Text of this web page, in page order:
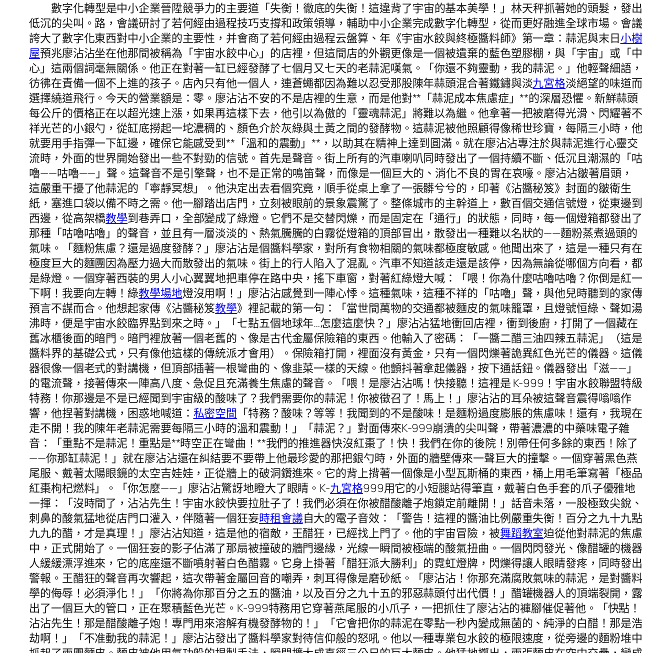
數字化轉型是中小企業晉陞競爭力的主要道「失衡！徹底的失衡！這違背了宇宙的基本美學！」林天秤抓著她的頭髮，發出
低沉的尖叫。路，會議研討了若何經由過程技巧支撐和政策領導，輔助中小企業完成數字化轉型，從而更好融進全球市場。會議
誇大了數字化東西對中小企業的主要性，并會商了若何經由過程云盤算、年《宇宙水餃與終極醬料師》第一章：蒜泥與末日小樹
屋預兆廖沾沾坐在他那間被稱為「宇宙水餃中心」的店裡，但這間店的外觀更像是一個被遺棄的藍色塑膠棚，與「宇宙」或「中
心」這兩個詞毫無關係。他正在對著一缸已經發酵了七個月又七天的老蒜泥嘆氣。「你還不夠靈動，我的蒜泥。」他輕聲細語，
彷彿在責備一個不上進的孩子。店內只有他一個人，連蒼蠅都因為難以忍受那股陳年蒜頭混合著鐵鏽與淡九宮格淡絕望的味道而
選擇繞道飛行。今天的營業額是：零。廖沾沾不安的不是店裡的生意，而是他對**「蒜泥成本焦慮症」**的深層恐懼。新鮮蒜頭
每公斤的價格正在以超光速上漲，如果再這樣下去，他引以為傲的「靈魂蒜泥」將難以為繼。他拿著一把被磨得光滑、閃耀著不
祥光芒的小銀勺，從缸底撈起一坨濃稠的、顏色介於灰綠與土黃之間的發酵物。這蒜泥被他照顧得像稀世珍寶，每隔三小時，他
就要用手指彈一下缸邊，確保它能感受到**「溫和的震動」**，以助其在精神上達到圓滿。就在廖沾沾專注於與蒜泥進行心靈交
流時，外面的世界開始發出一些不對勁的信號。首先是聲音。街上所有的汽車喇叭同時發出了一個持續不斷、低沉且潮濕的「咕
嚕——咕嚕——」聲。這聲音不是引擎聲，也不是正常的鳴笛聲，而像是一個巨大的、消化不良的胃在哀嚎。廖沾沾皺著眉頭，
這嚴重干擾了他蒜泥的「寧靜冥想」。他決定出去看個究竟，順手從桌上拿了一張髒兮兮的，印著《沾醬秘笈》封面的皺衛生
紙，塞進口袋以備不時之需。他一腳踏出店門，立刻被眼前的景象震驚了。整條城市的主幹道上，數百個交通信號燈，從東邊到
西邊，從高架橋教學到巷弄口，全部變成了綠燈。它們不是交替閃爍，而是固定在「通行」的狀態，同時，每一個燈箱都發出了
那種「咕嚕咕嚕」的聲音，並且有一層淡淡的、熱氣騰騰的白霧從燈箱的頂部冒出，散發出一種難以名狀的——麵粉蒸煮過頭的
氣味。「麵粉焦慮？還是過度發酵？」廖沾沾是個醬料學家，對所有食物相關的氣味都極度敏感。他聞出來了，這是一種只有在
極度巨大的麵團因為壓力過大而散發出的氣味。街上的行人陷入了混亂。汽車不知道該走還是該停，因為無論從哪個方向看，都
是綠燈。一個穿著西裝的男人小心翼翼地把車停在路中央，搖下車窗，對著紅綠燈大喊：「喂！你為什麼咕嚕咕嚕？你倒是紅一
下啊！我要向左轉！綠教學場地燈沒用啊！」廖沾沾感覺到一陣心悸。這種氣味，這種不祥的「咕嚕」聲，與他兒時聽到的家傳
預言不謀而合。他想起家傳《沾醬秘笈教學》裡記載的第一句：「當世間萬物的交通都被麵皮的氣味籠罩，且燈號恒綠、聲如湯
沸時，便是宇宙水餃臨界點到來之時。」「七點五個地球年…怎麼這麼快？」廖沾沾猛地衝回店裡，衝到後廚，打開了一個藏在
舊冰櫃後面的暗門。暗門裡放著一個老舊的、像是古代金屬保險箱的東西。他輸入了密碼：「一醬二醋三油四辣五蒜泥」（這是
醬料界的基礎公式，只有像他這樣的傳統派才會用）。保險箱打開，裡面沒有黃金，只有一個閃爍著詭異紅色光芒的儀器。這儀
器很像一個老式的對講機，但頂部插著一根彎曲的、像韭菜一樣的天線。他顫抖著拿起儀器，按下通話鈕。儀器發出「滋——」
的電流聲，接著傳來一陣高八度、急促且充滿養生焦慮的聲音。「喂！是廖沾沾嗎！快接聽！這裡是 K-999！宇宙水餃聯盟特級
特務！你那邊是不是已經聞到宇宙級的酸味了？我們需要你的蒜泥！你被徵召了！馬上！」廖沾沾的耳朵被這聲音震得嗡嗡作
響，他捏著對講機，困惑地喊道： 私密空間 「特務？酸味？等等！我聞到的不是酸味！是麵粉過度膨脹的焦慮味！還有，我現在
走不開！我的陳年老蒜泥需要每隔三小時的溫和震動！」「蒜泥？」對面傳來K-999崩潰的尖叫聲，帶著濃濃的中藥味電子雜
音：「重點不是蒜泥！重點是**時空正在彎曲！**我們的推進器快沒紅棗了！快！我們在你的後院！別帶任何多餘的東西！除了
——你那缸蒜泥！」就在廖沾沾還在糾結要不要帶上他最珍愛的那把銀勺時，外面的牆壁傳來一聲巨大的撞擊。一個穿著黑色燕
尾服、戴著太陽眼鏡的太空吉娃娃，正從牆上的破洞鑽進來。它的背上揹著一個像是小型瓦斯桶的東西，桶上用毛筆寫著「極品
紅棗枸杞燃料」。「你怎麼——」廖沾沾驚訝地瞪大了眼睛。K-九宮格999用它的小短腿站得筆直，戴著白色手套的爪子優雅地
一揮：「沒時間了，沾沾先生！宇宙水餃快要拉肚子了！我們必須在你被醋酸離子炮鎖定前離開！」話音未落，一股極致尖銳、
刺鼻的酸氣猛地從店門口灌入，伴隨著一個狂妄時租會議自大的電子音效：「警告！這裡的醬油比例嚴重失衡！百分之九十九點
九九的醋，才是真理！」廖沾沾知道，這是他的宿敵，王醋狂，已經找上門了。他的宇宙冒險，被舞蹈教室迫從他對蒜泥的焦慮
中，正式開始了。一個狂妄的影子佔滿了那扇被撞破的牆門邊緣，光線一瞬間被極端的酸氣扭曲。一個閃閃發光、像醋罐的機器
人緩緩漂浮進來，它的底座還不斷噴射著白色醋霧。它身上掛著「醋狂派大勝利」的霓虹燈牌，閃爍得讓人眼睛發疼，同時發出
警報。王醋狂的聲音再次響起，這次帶著金屬回音的嘲弄，刺耳得像是磨砂紙。「廖沾沾！你那充滿腐敗氣味的蒜泥，是對醬料
學的侮辱！必須淨化！」「你將為你那百分之五的醬油，以及百分之九十五的邪惡蒜頭付出代價！」醋罐機器人的頂端裂開，露
出了一個巨大的管口，正在聚積藍色光芒。K-999特務用它穿著燕尾服的小爪子，一把抓住了廖沾沾的褲腳催促著他。「快點！
沾沾先生！那是醋酸離子炮！專門用來溶解有機發酵物的！」「它會把你的蒜泥在零點一秒內變成無菌的、純淨的白醋！那是浩
劫啊！」「不准動我的蒜泥！」廖沾沾發出了醬料學家對待信仰般的怒吼。他以一種專業包水餃的極限速度，從旁邊的麵粉堆中